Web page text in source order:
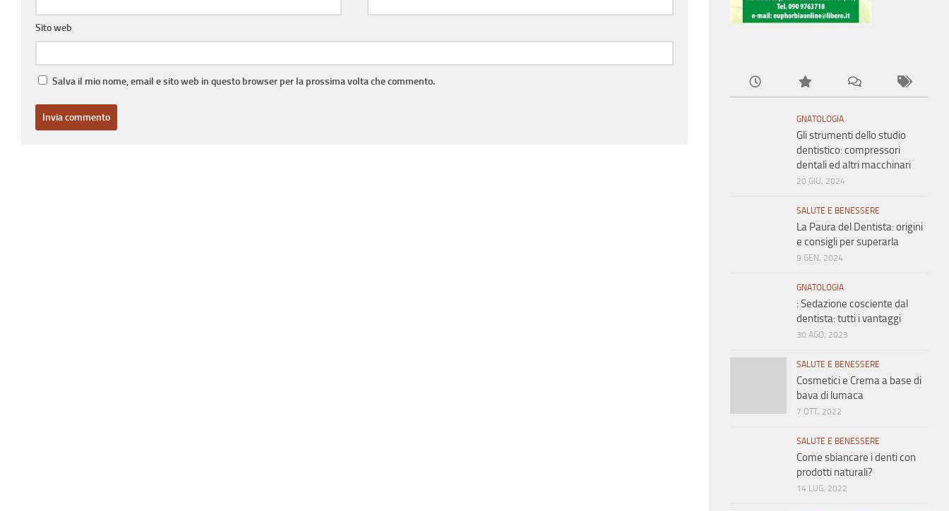
Sito web
Salva il mio nome, email e sito web in questo browser per la prossima volta che commento.
GNATOLOGIA
Gli strumenti dello studio
dentistico: compressori
dentali ed altri macchinari
20 GIU, 2024
SALUTE E BENESSERE
La Paura del Dentista: origini
e consigli per superarla
9 GEN, 2024
GNATOLOGIA
: Sedazione cosciente dal
dentista: tutti i vantaggi
30 AGO, 2023
SALUTE E BENESSERE
Cosmetici e Crema a base di
bava di lumaca
7 OTT, 2022
SALUTE E BENESSERE
Come sbiancare i denti con
prodotti naturali?
14 LUG, 2022